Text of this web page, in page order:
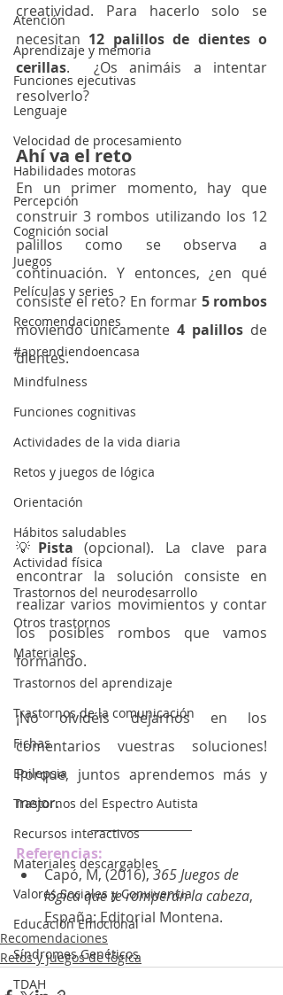
Atención
Aprendizaje y memoria
Funciones ejecutivas
Lenguaje
Velocidad de procesamiento
Habilidades motoras
Percepción
Cognición social
Juegos
Películas y series
Recomendaciones
#aprendiendoencasa
Mindfulness
Funciones cognitivas
Actividades de la vida diaria
Retos y juegos de lógica
Orientación
Hábitos saludables
Actividad física
Trastornos del neurodesarrollo
Otros trastornos
Materiales
Trastornos del aprendizaje
Trastornos de la comunicación
Fichas
Epilepsia
Trastornos del Espectro Autista
Recursos interactivos
Materiales descargables
Valores Sociales y Convivencia
Educación Emocional
Síndromes Genéticos
TDAH
creatividad. Para hacerlo solo se
necesitan 12 palillos de dientes o
cerillas.  ¿Os animáis a intentar
resolverlo?
Ahí va el reto
En un primer momento, hay que
construir 3 rombos utilizando los 12
palillos como se observa a
continuación. Y entonces, ¿en qué
consiste el reto? En formar 5 rombos
moviendo únicamente 4 palillos de
dientes.
💡 Pista (opcional). La clave para
encontrar la solución consiste en
realizar varios movimientos y contar
los posibles rombos que vamos
formando.
¡No olvidéis dejarnos en los
comentarios vuestras soluciones!
Porque, juntos aprendemos más y
mejor.
Referencias:
Capó, M, (2016), 365 Juegos de
lógica que te romperán la cabeza,
España: Editorial Montena.
Recomendaciones
Retos y juegos de lógica